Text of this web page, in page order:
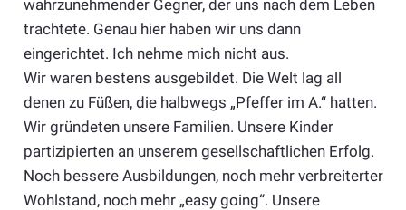
wahrzunehmender Gegner, der uns nach dem Leben
trachtete. Genau hier haben wir uns dann
eingerichtet. Ich nehme mich nicht aus.
Wir waren bestens ausgebildet. Die Welt lag all
denen zu Füßen, die halbwegs „Pfeffer im A.“ hatten.
Wir gründeten unsere Familien. Unsere Kinder
partizipierten an unserem gesellschaftlichen Erfolg.
Noch bessere Ausbildungen, noch mehr verbreiterter
Wohlstand, noch mehr „easy going“. Unsere